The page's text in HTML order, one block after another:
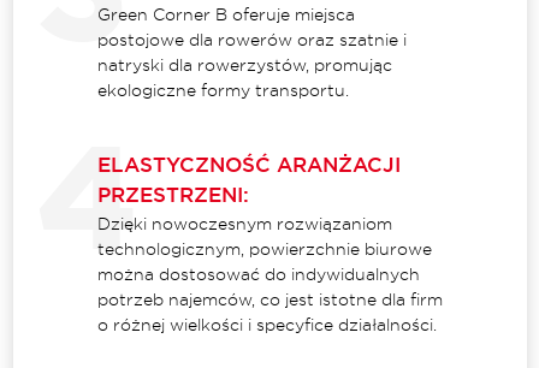
Green Corner B oferuje miejsca
postojowe dla rowerów oraz szatnie i
natryski dla rowerzystów, promując
ekologiczne formy transportu.
ELASTYCZNOŚĆ ARANŻACJI
PRZESTRZENI:
Dzięki nowoczesnym rozwiązaniom
technologicznym, powierzchnie biurowe
można dostosować do indywidualnych
potrzeb najemców, co jest istotne dla firm
o różnej wielkości i specyfice działalności.